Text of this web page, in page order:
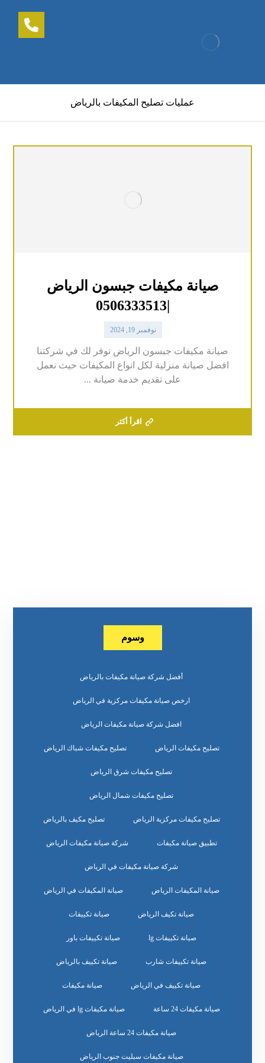
عمليات تصليح المكيفات بالرياض
صيانة مكيفات جبسون الرياض
|0506333513
نوفمبر 19, 2024
صيانة مكيفات جبسون الرياض نوفر لك في شركتنا
افضل صيانة منزلية لكل انواع المكيفات حيث نعمل
على تقديم خدمة صيانة ...
اقرأ أكثر
وسوم
أفضل شركة صيانة مكيفات بالرياض
ارخص صيانة مكيفات مركزية في الرياض
افضل شركة صيانة مكيفات الرياض
تصليح مكيفات الرياض تصليح مكيفات شباك الرياض
تصليح مكيفات شرق الرياض
تصليح مكيفات شمال الرياض
تصليح مكيفات مركزية الرياض تصليح مكيف بالرياض
تطبيق صيانة مكيفات شركة صيانة مكيفات الرياض
شركة صيانة مكيفات في الرياض
صيانة المكيفات الرياض صيانة المكيفات في الرياض
صيانة تكيف الرياض صيانة تكييفات
صيانة تكييفات lg صيانة تكييفات باور
صيانة تكييفات شارب صيانة تكييف بالرياض
صيانة تكييف في الرياض صيانة مكيفات
صيانة مكيفات 24 ساعة صيانة مكيفات lg في الرياض
صيانة مكيفات 24 ساعة الرياض
صيانة مكيفات سبليت جنوب الرياض